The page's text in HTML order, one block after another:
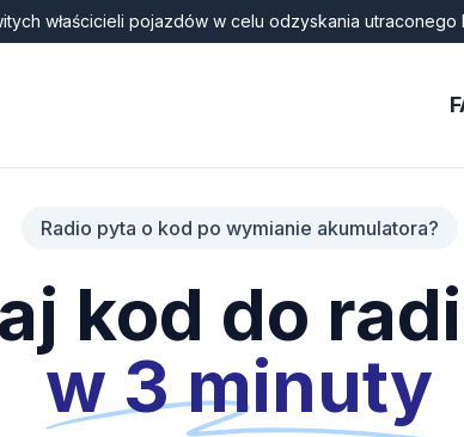
właścicieli pojazdów w celu odzyskania
Radio pyta o kod po wymianie akumulatora?
kod do
w 3 minuty